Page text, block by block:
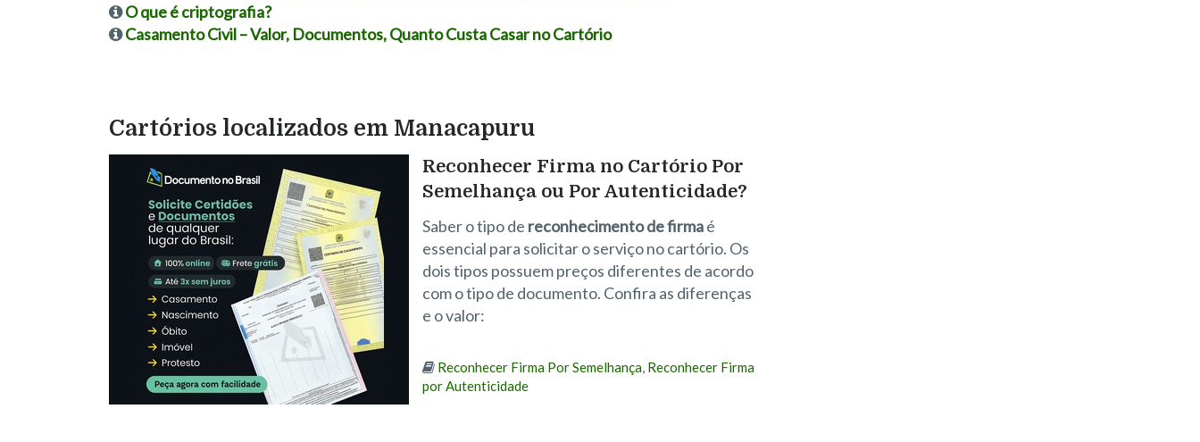
O que é criptografia?
Casamento Civil – Valor, Documentos, Quanto Custa Casar no Cartório
Cartórios localizados em Manacapuru
Reconhecer Firma no Cartório Por
Semelhança ou Por Autenticidade?
Saber o tipo de reconhecimento de firmaé
essencial para solicitar o serviço no cartório. Os
dois tipos possuem preços diferentes de acordo
com o tipo de documento. Confira as diferenças
e o valor:
Reconhecer Firma Por Semelhança, Reconhecer Firma
por Autenticidade